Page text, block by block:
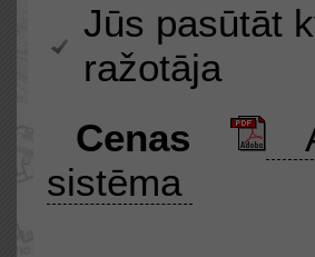
Jūs pasūtāt
ražotāja
Cenas
sistēma